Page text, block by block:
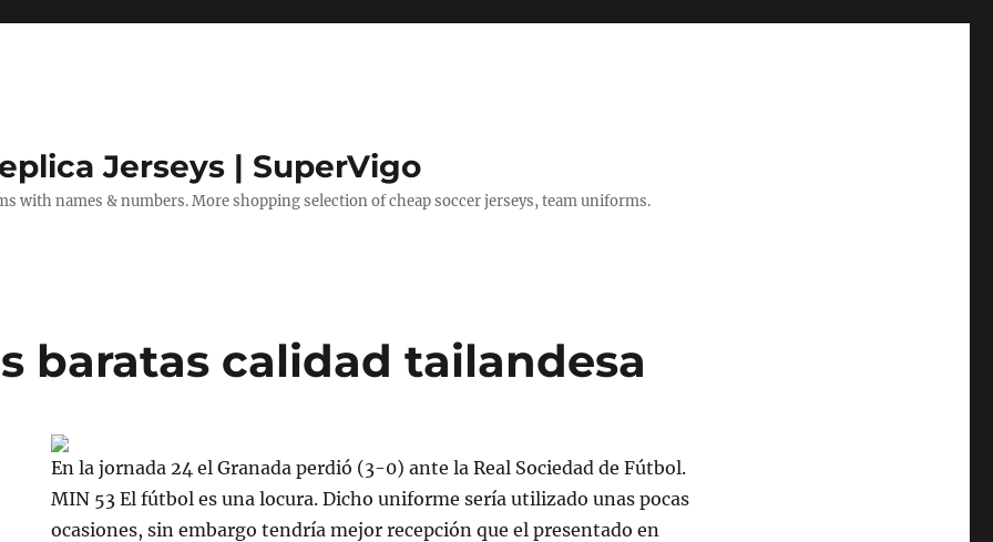
Jerseys | SuperVigo
with names & numbers. More shopping selection of cheap soccer jerseys, team uniforms.
baratas calidad tailandesa
En la jornada 24 el Granada perdió (3-0) ante la Real Sociedad de Fútbol.
MIN 53 El fútbol es una locura. Dicho uniforme sería utilizado unas pocas
ocasiones, sin embargo tendría mejor recepción que el presentado en